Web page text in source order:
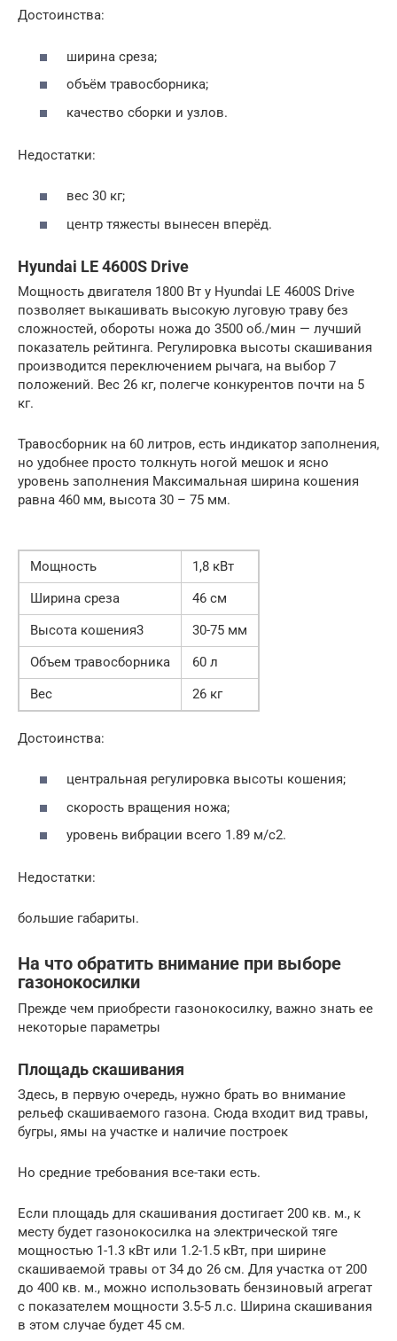
Достоинства:
ширина среза;
объём травосборника;
качество сборки и узлов.
Недостатки:
вес 30 кг;
центр тяжесты вынесен вперёд.
Hyundai LE 4600S Drive
Мощность двигателя 1800 Вт у Hyundai LE 4600S Drive
позволяет выкашивать высокую луговую траву без
сложностей, обороты ножа до 3500 об./мин — лучший
показатель рейтинга. Регулировка высоты скашивания
производится переключением рычага, на выбор 7
положений. Вес 26 кг, полегче конкурентов почти на 5
кг.
Травосборник на 60 литров, есть индикатор заполнения,
но удобнее просто толкнуть ногой мешок и ясно
уровень заполнения Максимальная ширина кошения
равна 460 мм, высота 30 – 75 мм.
Мощность
1,8 кВт
Ширина среза
46 см
Высота кошения3
30-75 мм
Объем травосборника
60 л
Вес
26 кг
Достоинства:
центральная регулировка высоты кошения;
скорость вращения ножа;
уровень вибрации всего 1.89 м/с2.
Недостатки:
большие габариты.
На что обратить внимание при выборе
газонокосилки
Прежде чем приобрести газонокосилку, важно знать ее
некоторые параметры
Площадь скашивания
Здесь, в первую очередь, нужно брать во внимание
рельеф скашиваемого газона. Сюда входит вид травы,
бугры, ямы на участке и наличие построек
Но средние требования все-таки есть.
Если площадь для скашивания достигает 200 кв. м., к
месту будет газонокосилка на электрической тяге
мощностью 1-1.3 кВт или 1.2-1.5 кВт, при ширине
скашиваемой травы от 34 до 26 см. Для участка от 200
до 400 кв. м., можно использовать бензиновый агрегат
с показателем мощности 3.5-5 л.с. Ширина скашивания
в этом случае будет 45 см.